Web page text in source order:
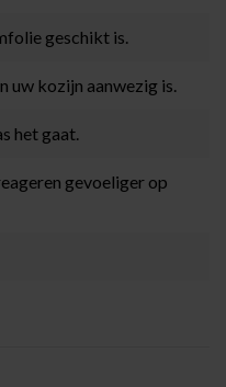
geschikt is.
uw kozijn aanwezig is.
het gaat.
gevoeliger op